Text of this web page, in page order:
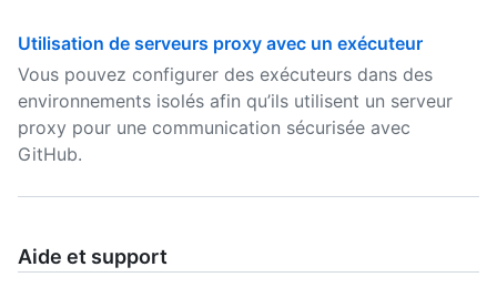
Utilisation de serveurs proxy avec un exécuteur
Vous pouvez configurer des exécuteurs dans des
environnements isolés afin qu’ils utilisent un serveur
proxy pour une communication sécurisée avec
GitHub.
Aide et support